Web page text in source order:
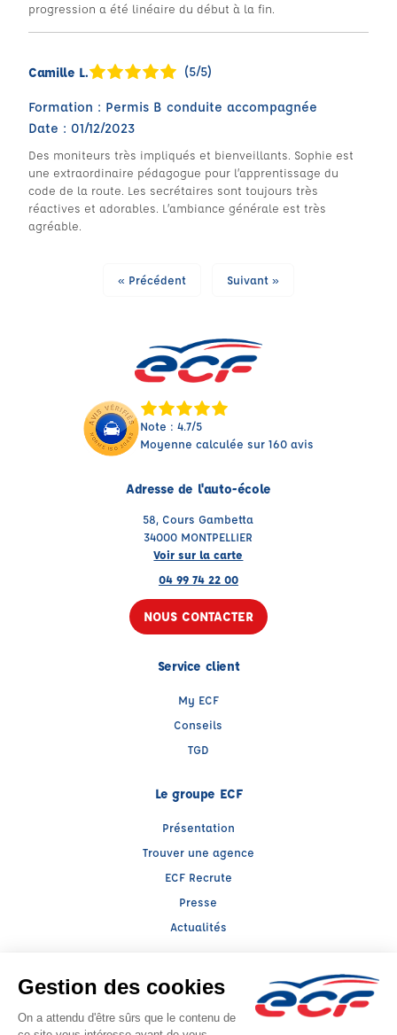
progression a été linéaire du début à la fin.
Camille L. (5/5)
Formation : Permis B conduite accompagnée
Date : 01/12/2023
Des moniteurs très impliqués et bienveillants. Sophie est
une extraordinaire pédagogue pour l’apprentissage du
code de la route. Les secrétaires sont toujours très
réactives et adorables. L’ambiance générale est très
agréable.
« Précédent Suivant »
Note : 4.7/5
Moyenne calculée sur 160 avis
Adresse de l'auto-école
58, Cours Gambetta
34000 MONTPELLIER
Voir sur la carte
04 99 74 22 00
NOUS CONTACTER
Service client
My ECF
Conseils
TGD
Le groupe ECF
Présentation
Trouver une agence
ECF Recrute
Presse
Actualités
Facebook (nouvelle fenêtre)
Instagram (nouvelle fenêtre)
YouTube (nouvelle fenêtre)
TikTok (nouvelle fenêtre)
Raison sociale : SARL BOUSCAREN - Capital social: 76224€